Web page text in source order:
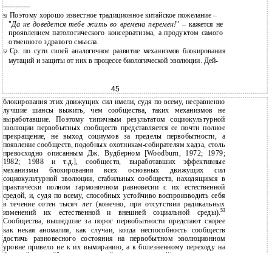
———————
51 Поэтому хорошо известное традиционное китайское пожелание –
"Да не доведется тебе жить во времена перемен!" – кажется не
проявлением патологического консерватизма, а продуктом самого
отменного здравого смысла.
52 Ср. по сути своей аналогичное развитие механизмов блокирования
мутаций и защиты от них в процессе биологической эволюции. Дей-
45
блокирования этих движущих сил имели, судя по всему, несравненно
лучшие шансы выжить, чем сообщества, таких механизмов не
выработавшие. Поэтому типичным результатом социокультурной
эволюции первобытных сообществ представляется ее почти полное
прекращение, не выход социумов за пределы первобытности, а
появление сообществ, подобных охотникам-собирателям хадза, столь
превосходно описанным Дж. Вудберном [Woodburn, 1972; 1979;
1982; 1988 и т.д.], сообществ, выработавших эффективные
механизмы блокирования всех основных движущих сил
социокультурной эволюции, стабильных сообществ, находящихся в
практически полном гармоничном равновесии с их естественной
средой, и, судя по всему, способных устойчиво воспроизводить себя
в течение сотен тысяч лет (конечно, при отсутствии радикальных
изменений их естественной и внешней социальной среды).53
Сообщества, вышедшие за порог первобытности предстают скорее
как некая аномалия, как случаи, когда неспособность сообществ
достичь равновесного состояния на первобытном эволюционном
уровне привело не к их вымиранию, а к болезненному переходу на